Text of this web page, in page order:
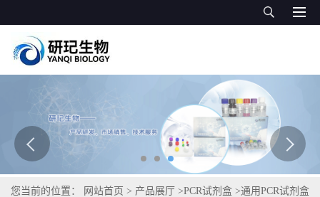
您当前的位置： 网站首页 > 产品展厅 >PCR试剂盒 >通用PCR试剂盒